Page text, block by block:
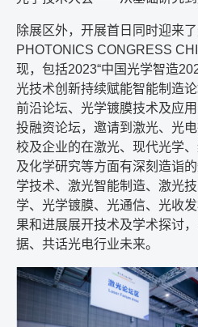
除展区外，开展首日同时迎来
PHOTONICS CONGRESS
现，包括2023“中国光学智造
光技术创新持续赋能智能制造
前沿论坛、光学镀膜技术及应
投融资论坛，邀请到激光、光
校及企业的在激光、现代光学
及化学研究等方面有深刻造诣
学技术、激光智能制造、激光
学、光学镀膜、光通信、光收
果和进展展开技术及学术探讨
据、共话光电行业未来。